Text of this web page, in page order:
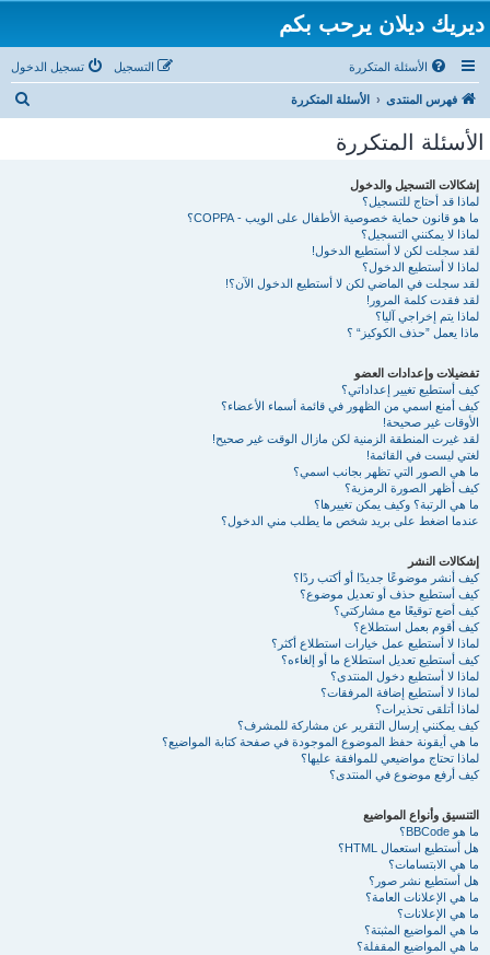
ديريك ديلان يرحب بكم
الأسئلة المتكررة تسجيل الدخول التسجيل
فهرس المنتدى الأسئلة المتكررة
الأسئلة المتكررة
إشكالات التسجيل والدخول
لماذا قد أحتاج للتسجيل؟
ما هو قانون حماية خصوصية الأطفال على الويب - COPPA؟
لماذا لا يمكنني التسجيل؟
لقد سجلت لكن لا أستطيع الدخول!
لماذا لا أستطيع الدخول؟
لقد سجلت في الماضي لكن لا أستطيع الدخول الآن؟!
لقد فقدت كلمة المرور!
لماذا يتم إخراجي آليا؟
ماذا يعمل ”حذف الكوكيز“ ؟
تفضيلات وإعدادات العضو
كيف أستطيع تغيير إعداداتي؟
كيف أمنع اسمي من الظهور في قائمة أسماء الأعضاء؟
الأوقات غير صحيحة!
لقد غيرت المنطقة الزمنية لكن مازال الوقت غير صحيح!
لغتي ليست في القائمة!
ما هي الصور التي تظهر بجانب اسمي؟
كيف أظهر الصورة الرمزية؟
ما هي الرتبة؟ وكيف يمكن تغييرها؟
عندما اضغط على بريد شخص ما يطلب مني الدخول؟
إشكالات النشر
كيف أنشر موضوعًا جديدًا أو أكتب ردًا؟
كيف أستطيع حذف أو تعديل موضوع؟
كيف أضع توقيعًا مع مشاركتي؟
كيف أقوم بعمل استطلاع؟
لماذا لا أستطيع عمل خيارات استطلاع أكثر؟
كيف أستطيع تعديل استطلاع ما أو إلغاءه؟
لماذا لا أستطيع دخول المنتدى؟
لماذا لا أستطيع إضافة المرفقات؟
لماذا أتلقى تحذيرات؟
كيف يمكنني إرسال التقرير عن مشاركة للمشرف؟
ما هي أيقونة حفظ الموضوع الموجودة في صفحة كتابة المواضيع؟
لماذا تحتاج مواضيعي للموافقة عليها؟
كيف أرفع موضوع في المنتدى؟
التنسيق وأنواع المواضيع
ما هو BBCode؟
هل أستطيع استعمال HTML؟
ما هي الابتسامات؟
هل أستطيع نشر صور؟
ما هي الإعلانات العامة؟
ما هي الإعلانات؟
ما هي المواضيع المثبتة؟
ما هي المواضيع المقفلة؟